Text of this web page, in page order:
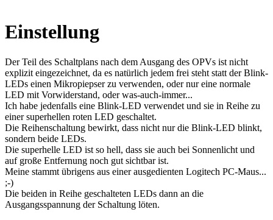
Einstellung
Der Teil des Schaltplans nach dem Ausgang des OPVs ist nicht
explizit eingezeichnet, da es natürlich jedem frei steht statt der Blink-
LEDs einen Mikropiepser zu verwenden, oder nur eine normale
LED mit Vorwiderstand, oder was-auch-immer...
Ich habe jedenfalls eine Blink-LED verwendet und sie in Reihe zu
einer superhellen roten LED geschaltet.
Die Reihenschaltung bewirkt, dass nicht nur die Blink-LED blinkt,
sondern beide LEDs.
Die superhelle LED ist so hell, dass sie auch bei Sonnenlicht und
auf große Entfernung noch gut sichtbar ist.
Meine stammt übrigens aus einer ausgedienten Logitech PC-Maus...
;-)
Die beiden in Reihe geschalteten LEDs dann an die
Ausgangsspannung der Schaltung löten.